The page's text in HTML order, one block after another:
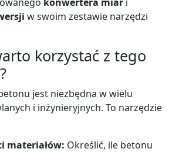
w swoim zestawie narzędzi
korzystać z tego
jest niezbędna w wielu
i inżynieryjnych. To narzędzie
materiałów: Określić, ile betonu